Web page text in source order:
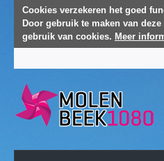
Cookies verzekeren het goed
Door gebruik te maken van
gebruik van cookies. Meer